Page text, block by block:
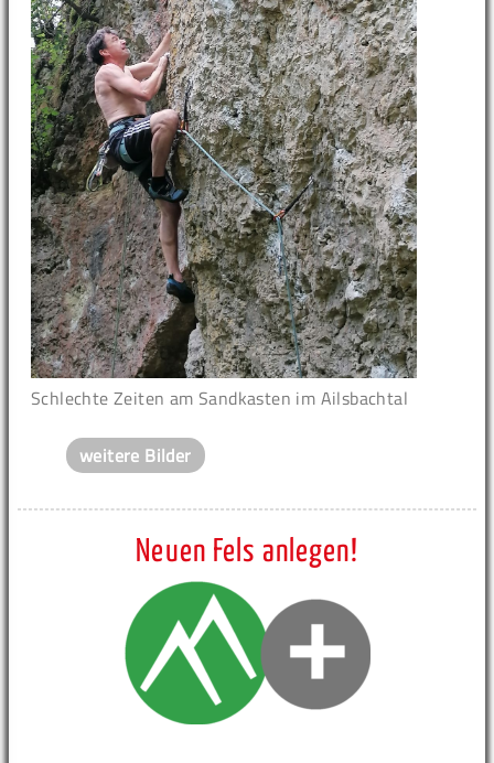
Schlechte Zeiten am Sandkasten im Ailsbachtal
weitere Bilder
Neuen Fels anlegen!